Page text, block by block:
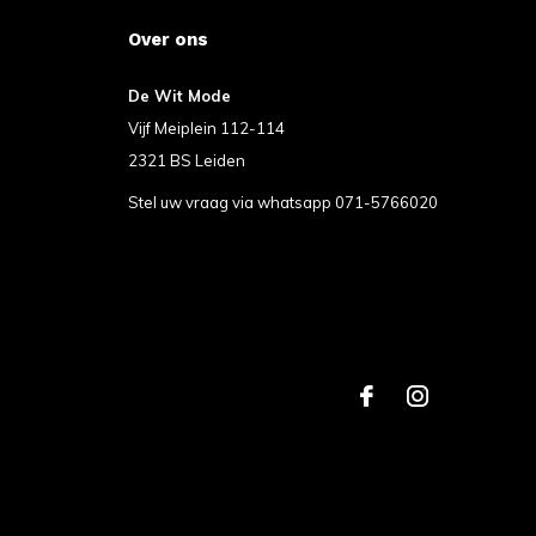
Over ons
De Wit Mode
Vijf Meiplein 112-114
2321 BS Leiden
Stel uw vraag via whatsapp 071-5766020